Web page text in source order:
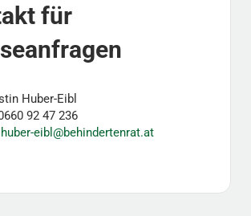
für
Huber-Eibl
92 47 236
eibl@behindertenrat.at